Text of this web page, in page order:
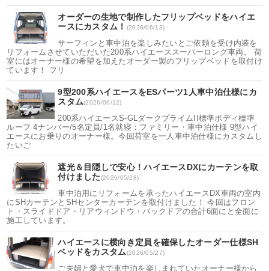
オーダーの生地で制作したフリップベッドをハイエ
ースにカスタム！ (2026/06/13)
サーフィンと車中泊を楽しみたいとご依頼を受け内装を
リフォームさせていただいた200系ハイエーススーパーロング車両。 荷
室にはオーナー様の希望を加えたオーダー製のフリップベッドを取付け
ています！ フリ
9型200系ハイエースをESパーツ1人車中泊仕様にカ
スタム(2026/06/12)
200系ハイエースS-GLダークプライムII標準ボディ標準
ルーフ 4ナンバー/5名定員/1名就寝：ファミリー・車中泊仕様 9型ハイ
エースにお乗りのオーナー様。今回荷室を一人車中泊仕様にカスタムし
たいご
遮光＆目隠しで安心！ハイエースDXにカーテンを取
付けました(2026/05/28)
車中泊用にリフォームを承ったハイエースDX車両の室内
にSHカーテンとSHセンターカーテンを取付けました！ 今回はフロン
ト・スライドドア・リアウィンドウ・バックドアの合計6面にと全面に
施工しています。
ハイエースに横向き定員を確保したオーダー仕様SH
ベッドをカスタム(2026/05/27)
ご夫婦と愛犬で車中泊を楽しまれていたオーナー様から